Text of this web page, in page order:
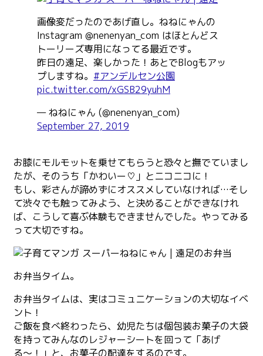
画像変だったのであげ直し。ねねにゃんの
Instagram @nenenyan_com はほとんどス
トーリーズ専用になってる最近です。
昨日の遠足、楽しかった！あとでBlogもアッ
プしますね。 #アンデルセン公園
pic.twitter.com/xGSB29yuhM
— ねねにゃん (@nenenyan_com)
September 27, 2019
お膝にモルモットを乗せてもらうと恐々と撫でていまし
たが、そのうち「かわいー♡」とニコニコに！
もし、彩さんが諦めずにオススメしていなければ…そし
て渋々でも触ってみよう、と決めることができなけれ
ば、こうして喜ぶ体験もできませんでした。やってみる
って大切ですね。
お弁当タイム。
お弁当タイムは、実はコミュニケーションの大切なイベ
ント！
ご飯を食べ終わったら、幼児たちは個包装お菓子の大袋
を持ってみんなのレジャーシートを回って「あげ
る〜！」と、お菓子の配達をするのです。